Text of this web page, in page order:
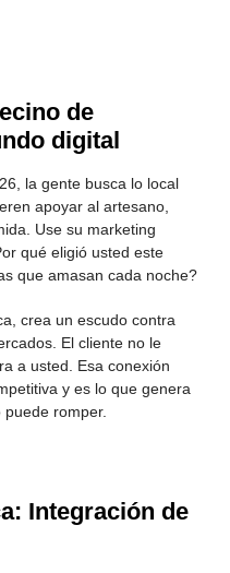
de
digital
la gente busca lo local
apoyar al artesano,
Use su marketing
qué eligió usted este
que amasan cada noche?
crea un escudo contra
El cliente no le
a usted. Esa conexión
y es lo que genera
romper.
Integración de